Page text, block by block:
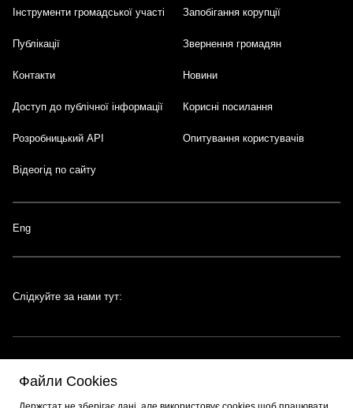
Інструменти громадської участі Запобігання корупції
Публікації Звернення громадян
Контакти Новини
Доступ до публічної інформації Корисні посилання
Розробницький API Опитування користувачів
Відеогід по сайту
Eng
Портал створено за підтримки швейцарсько-української програми
Слідкуйте за нами тут:
Файли Cookies